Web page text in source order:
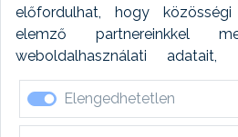
előfordulhat, hogy
elemző partnereinkkel
weboldalhasználati
forrásokból gyűjtött adatokkal
elfogadásával kapcsolatosan
ezen adatokat 6 hónap után
Elengedhetetlen